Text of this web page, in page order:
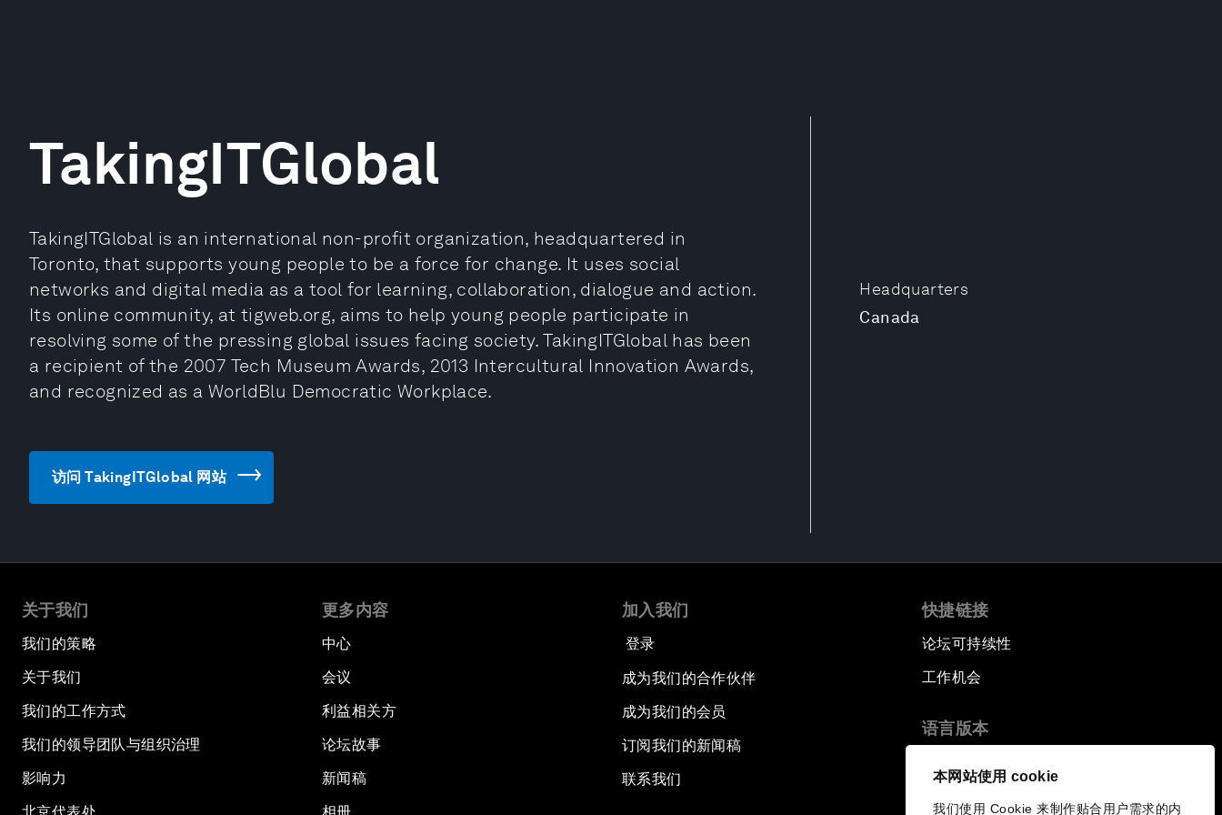
本网站使用 cookie
我们使用 Cookie 来制作贴合用户需求的内
Headquarters
Canada
TakingITGlobal
TakingITGlobal is an international non-profit organization, headquartered in
Toronto, that supports young people to be a force for change. It uses social
networks and digital media as a tool for learning, collaboration, dialogue and action.
Its online community, at tigweb.org, aims to help young people participate in
resolving some of the pressing global issues facing society. TakingITGlobal has been
a recipient of the 2007 Tech Museum Awards, 2013 Intercultural Innovation Awards,
and recognized as a WorldBlu Democratic Workplace.
访问 TakingITGlobal 网站
关于我们
我们的策略
关于我们
我们的工作方式
我们的领导团队与组织治理
影响力
更多内容
中心
会议
利益相关方
论坛故事
新闻稿
加入我们
登录
成为我们的合作伙伴
成为我们的会员
订阅我们的新闻稿
联系我们
快捷链接
论坛可持续性
工作机会
语言版本